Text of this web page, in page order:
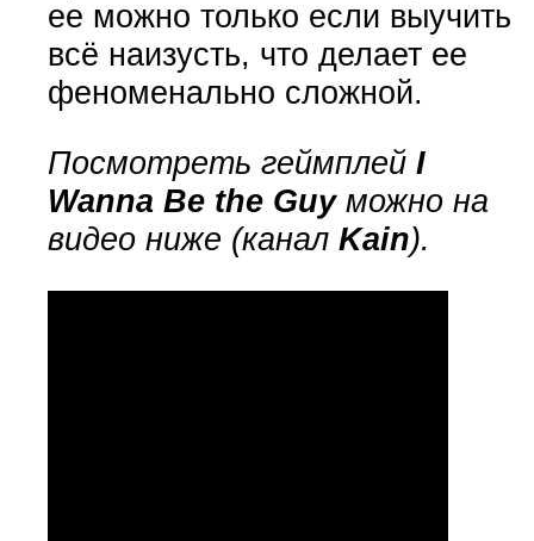
ее можно только если выучить
всё наизусть, что делает ее
феноменально сложной.
Посмотреть геймплей I
Wanna Be the Guyможно на
видео ниже (канал Kain).